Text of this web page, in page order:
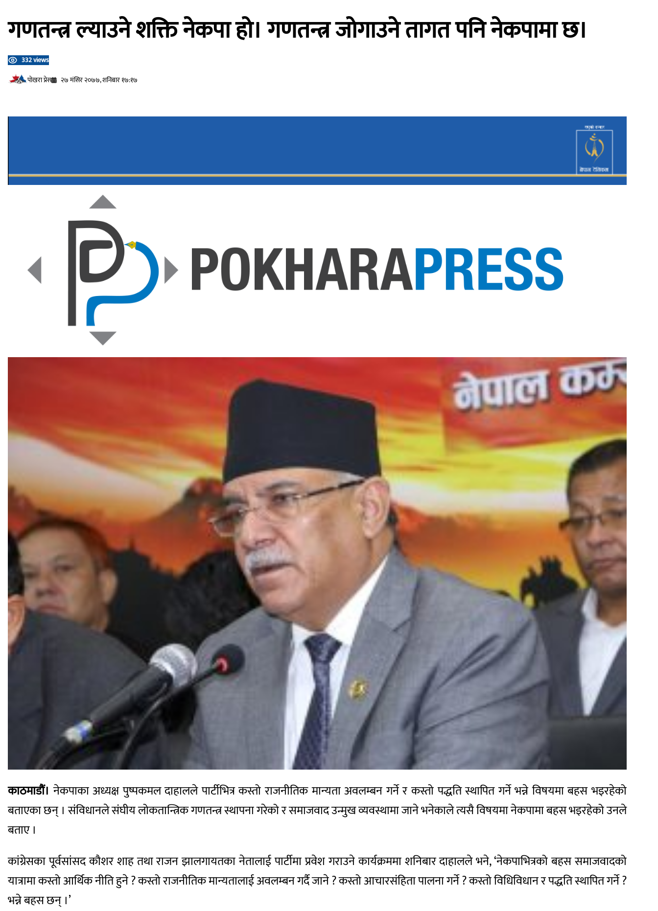
गणतन्त्र ल्याउने शक्ति नेकपा हो। गणतन्त्र जोगाउने तागत पनि नेकपामा छ।
332 views
प‍ोखरा प्रेस
२७ मंसिर २०७७, शनिबार १७:१७
काठमाडौं। नेकपाका अध्यक्ष पुष्पकमल दाहालले पार्टीभित्र कस्तो राजनीतिक मान्यता अवलम्बन गर्ने र कस्तो पद्धति स्थापित गर्ने भन्ने विषयमा बहस भइरहेको
बताएका छन् । संविधानले संघीय लोकतान्त्रिक गणतन्त्र स्थापना गरेको र समाजवाद उन्मुख व्यवस्थामा जाने भनेकाले त्यसै विषयमा नेकपामा बहस भइरहेको उनले
बताए ।
कांग्रेसका पूर्वसांसद कौशर शाह तथा राजन झालगायतका नेतालाई पार्टीमा प्रवेश गराउने कार्यक्रममा शनिबार दाहालले भने, ‘नेकपाभित्रको बहस समाजवादको
यात्रामा कस्तो आर्थिक नीति हुने ? कस्तो राजनीतिक मान्यतालाई अवलम्बन गर्दै जाने ? कस्तो आचारसंहिता पालना गर्ने ? कस्तो विधिविधान र पद्धति स्थापित गर्ने ?
भन्ने बहस छन् ।’